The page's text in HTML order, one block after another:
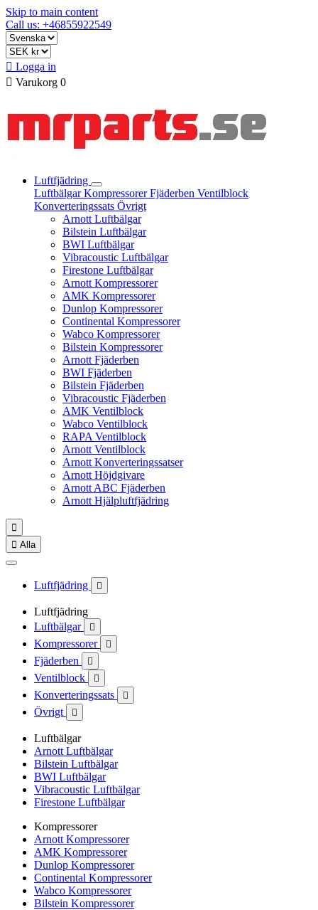
Skip to main content
Call us: +46855922549
 Logga in
 Varukorg 0
Luftfjädring
LuftbälgarKompressorerFjäderben Ventilblock
Konverteringssats Övrigt
Arnott Luftbälgar
Bilstein Luftbälgar
BWI Luftbälgar
Vibracoustic Luftbälgar
Firestone Luftbälgar
Arnott Kompressorer
AMK Kompressorer
Dunlop Kompressorer
Continental Kompressorer
Wabco Kompressorer
Bilstein Kompressorer
Arnott Fjäderben
BWI Fjäderben
Bilstein Fjäderben
Vibracoustic Fjäderben
AMK Ventilblock
Wabco Ventilblock
RAPA Ventilblock
Arnott Ventilblock
Arnott Konverteringssatser
Arnott Höjdgivare
Arnott ABC Fjäderben
Arnott Hjälpluftfjädring

 Alla
Luftfjädring 
Luftfjädring
Luftbälgar

Kompressorer 
Fjäderben 
Ventilblock 
Konverteringssats 
Övrigt 
Luftbälgar
Arnott Luftbälgar
Bilstein Luftbälgar
BWI Luftbälgar
Vibracoustic Luftbälgar
Firestone Luftbälgar
Kompressorer
Arnott Kompressorer
AMK Kompressorer
Dunlop Kompressorer
Continental Kompressorer
Wabco Kompressorer
Bilstein Kompressorer